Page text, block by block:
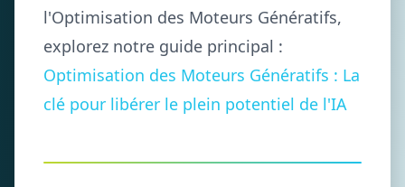
l'Optimisation des Moteurs Génératifs,
explorez notre guide principal :
Optimisation des Moteurs Génératifs : La
clé pour libérer le plein potentiel de l'IA